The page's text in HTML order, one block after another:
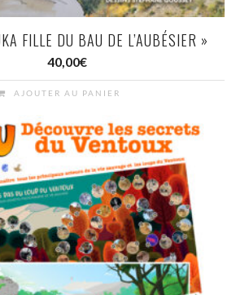
FILLE DU BAU DE L’AUBÉSIER »
40,00€
AJOUTER AU PANIER